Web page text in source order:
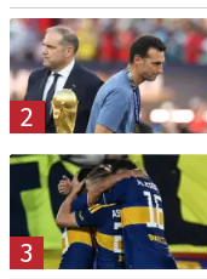
2
3